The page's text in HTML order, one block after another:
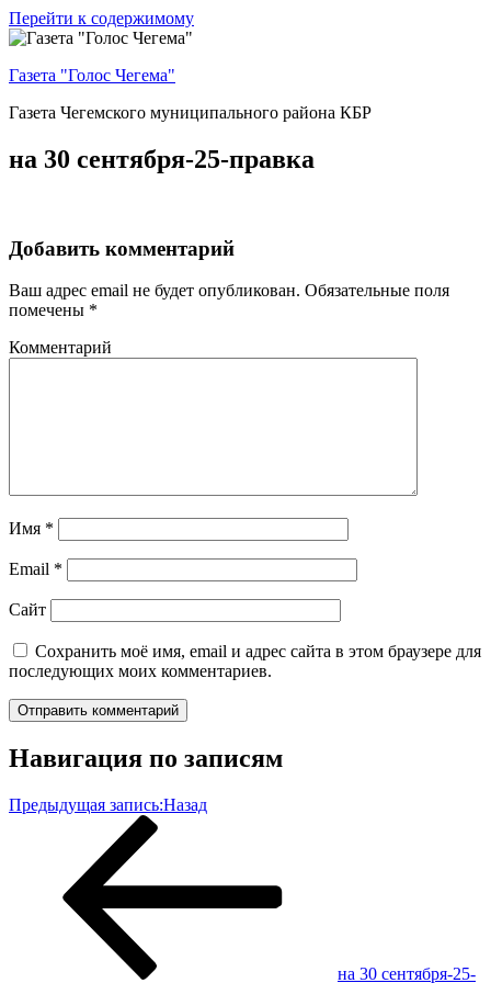
Перейти к содержимому
Газета "Голос Чегема"
Газета Чегемского муниципального района КБР
на 30 сентября-25-правка
Добавить комментарий
Ваш адрес email не будет опубликован. Обязательные поля
помечены *
Комментарий
Имя *
Email *
Сайт
Сохранить моё имя, email и адрес сайта в этом браузере для
последующих моих комментариев.
Навигация по записям
Предыдущая запись:Назад
на 30 сентября-25-